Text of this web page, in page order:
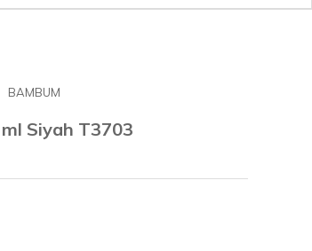
BAMBUM
Siyah T3703